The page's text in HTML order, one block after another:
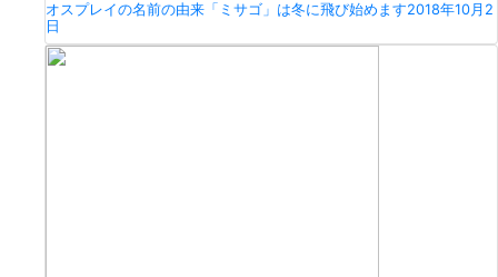
オスプレイの名前の由来「ミサゴ」は冬に飛び始めます2018年10月2
日